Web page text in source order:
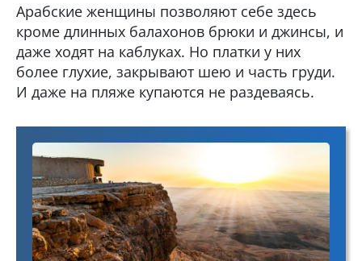
Арабские женщины позволяют себе здесь
кроме длинных балахонов брюки и джинсы, и
даже ходят на каблуках. Но платки у них
более глухие, закрывают шею и часть груди.
И даже на пляже купаются не раздеваясь.